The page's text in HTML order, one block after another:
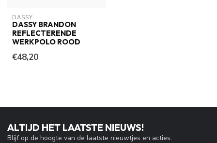
DASSY
DASSY BRANDON
REFLECTERENDE
WERKPOLO ROOD
€48,20
ALTIJD HET LAATSTE NIEUWS!
Blijf op de hoogte van de laatste nieuwtjes en acties.